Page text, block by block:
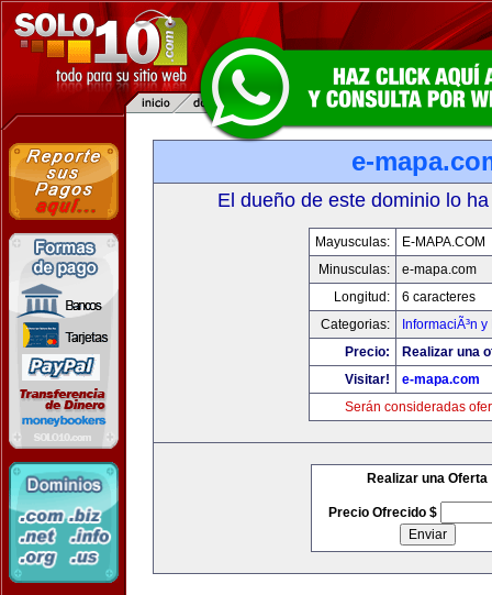
e-
El dueño de este dominio lo
Mayusculas:
E-MAPA.COM
Minusculas:
e-mapa.com
Longitud:
6 caracteres
Categorias:
InformaciÃ³n
Precio:
Realizar una
Visitar!
e-mapa.com
Serán consideradas
Realizar una Oferta
Precio Ofrecido $